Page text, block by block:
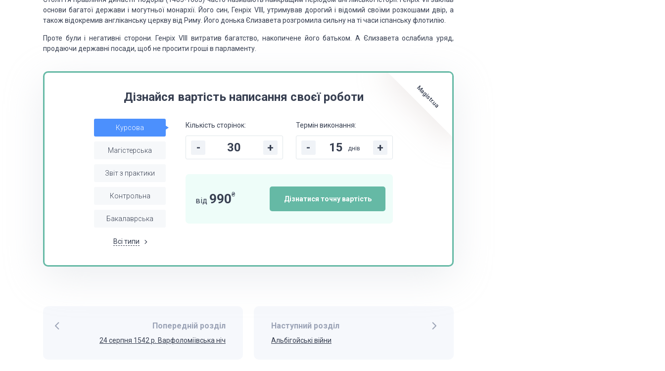
основи багатої держави і могутньої монархії. Його син, Генріх VIII, утримував дорогий і відомий своїми розкошами двір, а
також відокремив англіканську церкву від Риму. Його донька Єлизавета розгромила сильну на ті часи іспанську флотилію.
Проте були і негативні сторони. Генріх VIII витратив багатство, накопичене його батьком. А Єлизавета ослабила уряд,
продаючи державні посади, щоб не просити гроші в парламенту.
Magistr.ua
Дізнайся вартість написання своєї роботи
Курсова
Магістерська
Звіт з практики
Контрольна
Бакалаврська
Всі типи
Кількість сторінок:
- +
Термін виконання:
- днів +
від 990₴
Дізнатися точну вартість
Попередній розділ
24 серпня 1542 р. Варфоломіївська ніч
Наступний розділ
Альбігойські війни